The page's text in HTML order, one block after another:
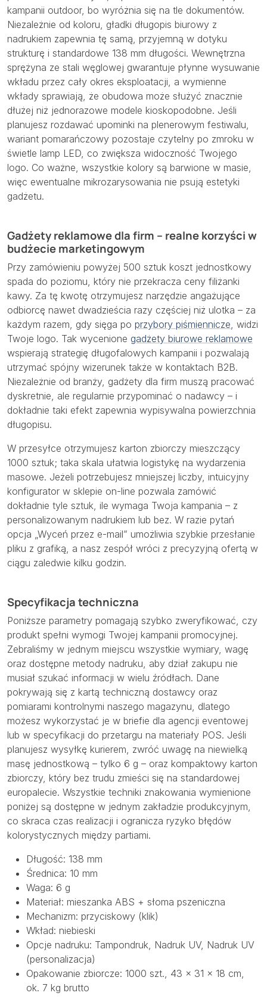
kampanii outdoor, bo wyróżnia się na tle dokumentów.
Niezależnie od koloru, gładki długopis biurowy z
nadrukiem zapewnia tę samą, przyjemną w dotyku
strukturę i standardowe 138 mm długości. Wewnętrzna
sprężyna ze stali węglowej gwarantuje płynne wysuwanie
wkładu przez cały okres eksploatacji, a wymienne
wkłady sprawiają, że obudowa może służyć znacznie
dłużej niż jednorazowe modele kioskopodobne. Jeśli
planujesz rozdawać upominki na plenerowym festiwalu,
wariant pomarańczowy pozostaje czytelny po zmroku w
świetle lamp LED, co zwiększa widoczność Twojego
logo. Co ważne, wszystkie kolory są barwione w masie,
więc ewentualne mikrozarysowania nie psują estetyki
gadżetu.
Gadżety reklamowe dla firm – realne korzyści w
budżecie marketingowym
Przy zamówieniu powyżej 500 sztuk koszt jednostkowy
spada do poziomu, który nie przekracza ceny filiżanki
kawy. Za tę kwotę otrzymujesz narzędzie angażujące
odbiorcę nawet dwadzieścia razy częściej niż ulotka – za
każdym razem, gdy sięga po przybory piśmiennicze , widzi
Twoje logo. Tak wycenione gadżety biurowe reklamowe
wspierają strategię długofalowych kampanii i pozwalają
utrzymać spójny wizerunek także w kontaktach B2B.
Niezależnie od branży, gadżety dla firm muszą pracować
dyskretnie, ale regularnie przypominać o nadawcy – i
dokładnie taki efekt zapewnia wypisywalna powierzchnia
długopisu.
W przesyłce otrzymujesz karton zbiorczy mieszczący
1000 sztuk; taka skala ułatwia logistykę na wydarzenia
masowe. Jeżeli potrzebujesz mniejszej liczby, intuicyjny
konfigurator w sklepie on-line pozwala zamówić
dokładnie tyle sztuk, ile wymaga Twoja kampania – z
personalizowanym nadrukiem lub bez. W razie pytań
opcja „Wyceń przez e-mail” umożliwia szybkie przesłanie
pliku z grafiką, a nasz zespół wróci z precyzyjną ofertą w
ciągu zaledwie kilku godzin.
Specyfikacja techniczna
Poniższe parametry pomagają szybko zweryfikować, czy
produkt spełni wymogi Twojej kampanii promocyjnej.
Zebraliśmy w jednym miejscu wszystkie wymiary, wagę
oraz dostępne metody nadruku, aby dział zakupu nie
musiał szukać informacji w wielu źródłach. Dane
pokrywają się z kartą techniczną dostawcy oraz
pomiarami kontrolnymi naszego magazynu, dlatego
możesz wykorzystać je w briefie dla agencji eventowej
lub w specyfikacji do przetargu na materiały POS. Jeśli
planujesz wysyłkę kurierem, zwróć uwagę na niewielką
masę jednostkową – tylko 6 g – oraz kompaktowy karton
zbiorczy, który bez trudu zmieści się na standardowej
europalecie. Wszystkie techniki znakowania wymienione
poniżej są dostępne w jednym zakładzie produkcyjnym,
co skraca czas realizacji i ogranicza ryzyko błędów
kolorystycznych między partiami.
Długość: 138 mm
Średnica: 10 mm
Waga: 6 g
Materiał: mieszanka ABS + słoma pszeniczna
Mechanizm: przyciskowy (klik)
Wkład: niebieski
Opcje nadruku: Tampondruk, Nadruk UV, Nadruk UV
(personalizacja)
Opakowanie zbiorcze: 1000 szt., 43 × 31 × 18 cm,
ok. 7 kg brutto